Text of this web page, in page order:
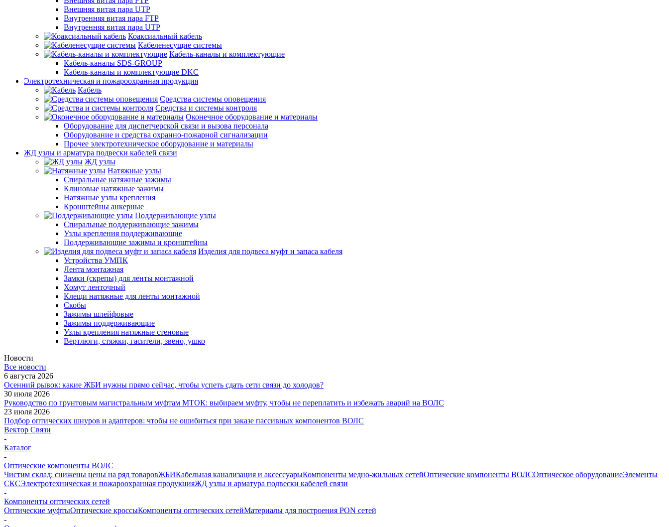
Внешняя витая пара UTP
Внутренняя витая пара FTP
Внутренняя витая пара UTP
Коаксиальный кабель
Кабеленесущие системы
Кабель-каналы и комплектующие
Кабель-каналы SDS-GROUP
Кабель-каналы и комплектующие DKC
Электротехническая и пожароохранная продукция
Кабель
Средства системы оповещения
Средства и системы контроля
Оконечное оборудование и материалы
Оборудование для диспетчерской связи и вызова персонала
Оборудование и средства охранно-пожарной сигнализации
Прочее электротехническое оборудование и материалы
ЖД узлы и арматура подвески кабелей связи
ЖД узлы
Натяжные узлы
Спиральные натяжные зажимы
Клиновые натяжные зажимы
Натяжные узлы крепления
Кронштейны анкерные
Поддерживающие узлы
Спиральные поддерживающие зажимы
Узлы крепления поддерживающие
Поддерживающие зажимы и кронштейны
Изделия для подвеса муфт и запаса кабеля
Устройства УМПК
Лента монтажная
Замки (скрепы) для ленты монтажной
Хомут ленточный
Клещи натяжные для ленты монтажной
Скобы
Зажимы шлейфовые
Зажимы поддерживающие
Узлы крепления натяжные стеновые
Вертлюги, стяжки, гасители, звено, ушко
Новости
Все новости
6 августа 2026
Осенний рывок: какие ЖБИ нужны прямо сейчас, чтобы успеть сдать сети связи до холодов?
30 июля 2026
Руководство по грунтовым магистральным муфтам МТОК: выбираем муфту, чтобы не переплатить и избежать аварий на ВОЛС
23 июля 2026
Подбор оптических шнуров и адаптеров: чтобы не ошибиться при заказе пассивных компонентов ВОЛС
Вектор Связи
-
Каталог
-
Оптические компоненты ВОЛС
Чистим склад: снижены цены на ряд товаровЖБИКабельная канализация и аксессуарыКомпоненты медно-жильных сетейОптические компоненты ВОЛСОптическое оборудованиеЭлементы
СКСЭлектротехническая и пожароохранная продукцияЖД узлы и арматура подвески кабелей связи
-
Компоненты оптических сетей
Оптические муфтыОптические кроссыКомпоненты оптических сетейМатериалы для построения PON сетей
-